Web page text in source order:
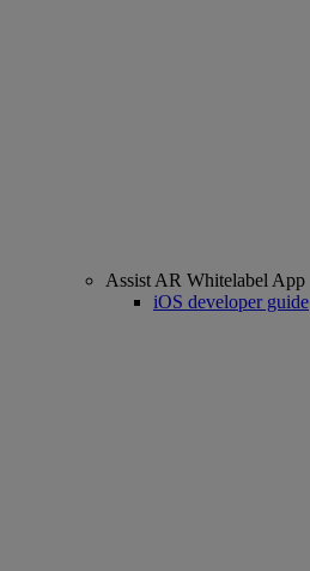
Assist AR Whitelabel App
iOS developer guide